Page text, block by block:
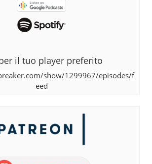
per il tuo player preferito
show/1299967/episodes/f
eed